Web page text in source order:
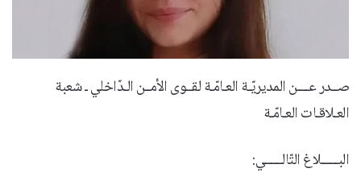
صــدر عــــن المديريّـة العـامّـة لقــوى الأمــن الـدّاخلي ـ شعبة
العـلاقـات العـامّـة
البــــــلاغ التّالــــــي: